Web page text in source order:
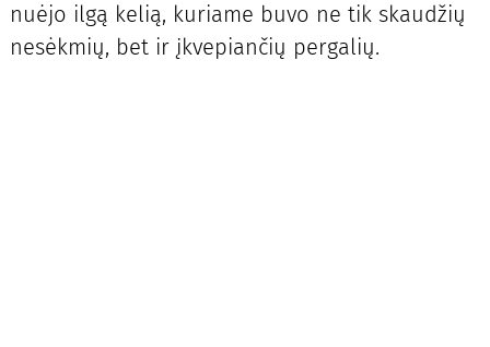
nuėjo ilgą kelią, kuriame buvo ne tik skaudžių
nesėkmių, bet ir įkvepiančių pergalių.